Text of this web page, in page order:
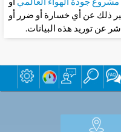
ذلك عن أي خسارة أو ضرر أو
عن توريد هذه البيانات.